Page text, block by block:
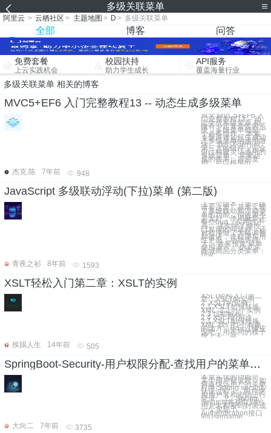
多级关联菜单
阿里云 > 云栖社区 > 主题地图 > D > 多级关联菜单
全部 博客 问答
免费套餐
上云实践机会
校园扶持
助力学生成长
API服务
覆盖海量行业
多级关联菜单 相关的博客
MVC5+EF6 入门完整教程13 -- 动态生成多级菜单
原文:MVC5+EF6 入
门完整教程13 -- 动
态生成多级菜单 稍
微有一定复杂性的系
统，多级菜单都是一
个必备组件。 本篇
专题讲述如何生成动
态多级菜单的通用做
法。 我们不用任何
第三方的组件，完全
自己构建灵活通用的
多级菜单。 需要达
成的效果：容易复
用，可以根据m
杰克.陈
7年前 948
JavaScript 多级联动浮动(下拉)菜单 (第二版)
上一个版本（第一版
请看这里）基本实现
了多级联动和浮动菜
单的功能，但效果不
是太好，使用麻烦还
有些bug，实用性不
高。 这次除了修改
已发现的问题外，还
对程序做了大幅调整
和改进，使程序实用
性更高，功能更强
大。 效果预览 菜单
使用演示： 仿京东
商城商品分类菜单：
仿w
青夜之衫
8年前 1593
XSLT轻松入门第二章：XSLT的实例
XSLT轻松入门第二
章：XSLT的实例
2. XSLT的实例
2.1 XSLT如何转换
XML 2.2 一个实例
2.3 过程解析
2.4 XSLT的用途
2.1 XSLT如何转换
XML 我们打个有趣
的比方，你玩过橡皮
泥吧，用不同的模子
按上去，就
挨踢人生
14年前 505
SpringBoot-Security-用户权限分配-查找用户的菜单权限
本章实现的功能是，
某个用户登录时，如
何查找该用户的菜单
权限 Spring security
认证过程 1、用户使
用用户名和密码进行
登录。 2、Spring
Security将获取到的
用户名和密码封装成
一个实现了
Authentication接口
的Username
大向二
7年前 3735